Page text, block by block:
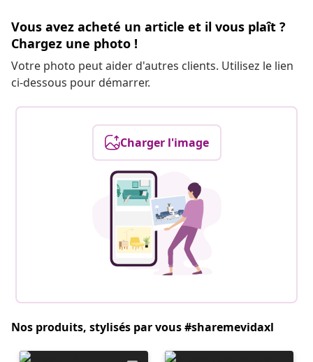
Vous avez acheté un article et il vous plaît ?
Chargez une photo !
Votre photo peut aider d'autres clients. Utilisez le lien
ci-dessous pour démarrer.
Charger l'image
Nos produits, stylisés par vous #sharemevidaxl